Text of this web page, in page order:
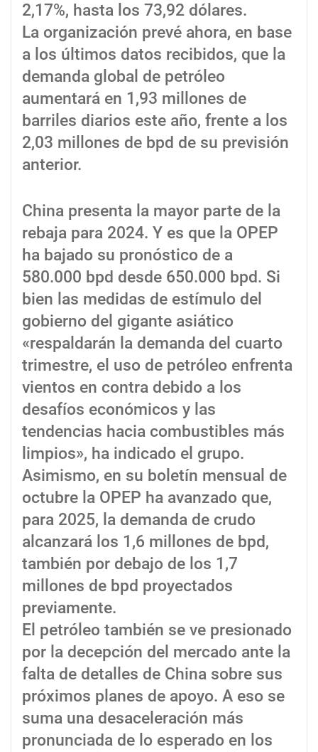
2,17%, hasta los 73,92 dólares.
La organización prevé ahora, en base
a los últimos datos recibidos, que la
demanda global de petróleo
aumentará en 1,93 millones de
barriles diarios este año, frente a los
2,03 millones de bpd de su previsión
anterior.
China presenta la mayor parte de la
rebaja para 2024. Y es que la OPEP
ha bajado su pronóstico de a
580.000 bpd desde 650.000 bpd. Si
bien las medidas de estímulo del
gobierno del gigante asiático
«respaldarán la demanda del cuarto
trimestre, el uso de petróleo enfrenta
vientos en contra debido a los
desafíos económicos y las
tendencias hacia combustibles más
limpios», ha indicado el grupo.
Asimismo, en su boletín mensual de
octubre la OPEP ha avanzado que,
para 2025, la demanda de crudo
alcanzará los 1,6 millones de bpd,
también por debajo de los 1,7
millones de bpd proyectados
previamente.
El petróleo también se ve presionado
por la decepción del mercado ante la
falta de detalles de China sobre sus
próximos planes de apoyo. A eso se
suma una desaceleración más
pronunciada de lo esperado en los